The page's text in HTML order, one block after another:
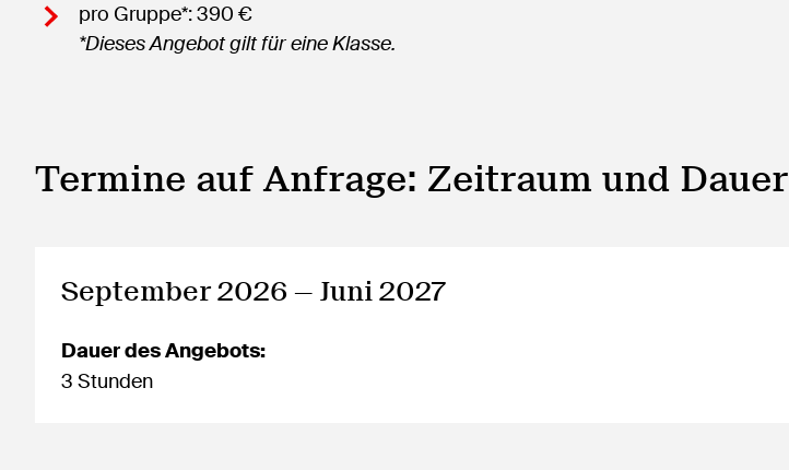
pro Gruppe*: 390 €
*Dieses Angebot gilt für eine Klasse.
Termine auf Anfrage: Zeitraum und Dauer
September 2026 — Juni 2027
Dauer des Angebots:
3 Stunden